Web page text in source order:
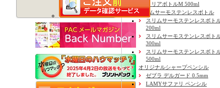
クリアボトルM 500ml
スリムサーモステンレスボトル
スリムサーモステンレスボト
200ml
スリムサーモステンレスボト
300ml
スリムサーモステンレスボト
500ml
オリジナルシャープペンシル
ゼブラ デルガード 0.5mm
LAMYサファリ ペンシル